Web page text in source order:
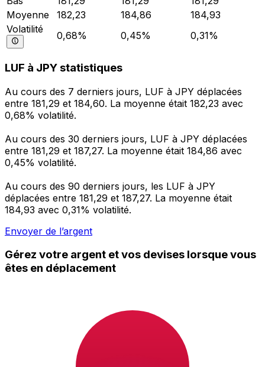
Moyenne
182,23 184,86
184,93
Volatilité
0,68% 0,45% 0,31%
LUF à JPY statistiques
Au cours des 7 derniers jours, LUF à JPY déplacées
entre 181,29 et 184,60. La moyenne était 182,23 avec
0,68% volatilité.
Au cours des 30 derniers jours, LUF à JPY déplacées
entre 181,29 et 187,27. La moyenne était 184,86 avec
0,45% volatilité.
Au cours des 90 derniers jours, les LUF à JPY
déplacées entre 181,29 et 187,27. La moyenne était
184,93 avec 0,31% volatilité.
Envoyer de l’argent
Gérez votre argent et vos devises lorsque vous
êtes en déplacement
et la gestion de vos devises. Convertissez des devises,
programmez des alertes de taux et transférez de
l'argent à l'étranger sans frais cachés. Téléchargez
l'application dès aujourd'hui !